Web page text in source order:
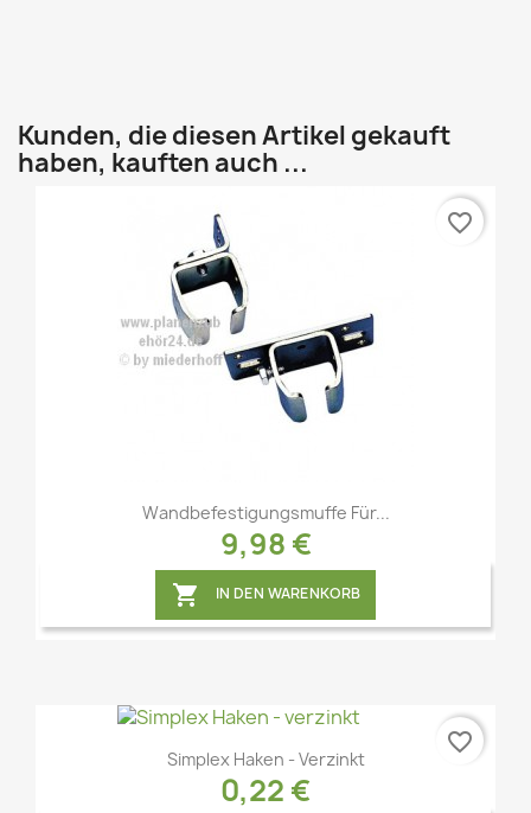
Kunden, die diesen Artikel gekauft
haben, kauften auch ...
Vorschau
Wandbefestigungsmuffe Für...
9,98 €
 IN DEN WARENKORB
favorite_border
Simplex Haken - Verzinkt
0,22 €
favorite_border